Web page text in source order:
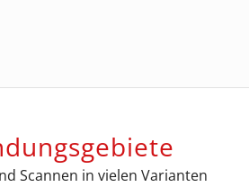
Scannen in vielen Varianten